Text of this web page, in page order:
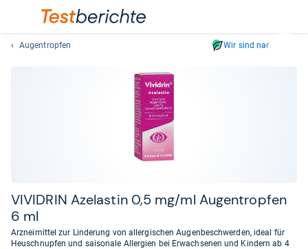
sich
Augentropfen Wir sind nachhaltig
VIVI­DRIN Azelas­tin 0,5 mg/ml Augen­trop­fen
6 ml
Arzneimittel zur Linderung von allergischen Augenbeschwerden, ideal für
Heuschnupfen und saisonale Allergien bei Erwachsenen und Kindern ab 4